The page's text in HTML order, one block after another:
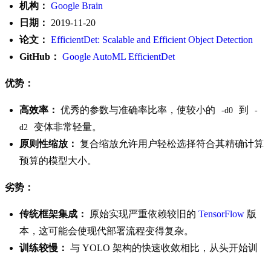
机构： Google Brain
日期：
2019-11-20
论文： EfficientDet: Scalable and Efficient Object Detection
GitHub： Google AutoML EfficientDet
优势：
高效率： 优秀的参数与准确率比率，使较小的 -d0 到
-
d2
变体非常轻量。
原则性缩放： 复合缩放允许用户轻松选择符合其精确计算
预算的模型大小。
劣势：
传统框架集成： 原始实现严重依赖较旧的 TensorFlow 版
本，这可能会使现代部署流程变得复杂。
训练较慢： 与 YOLO 架构的快速收敛相比，从头开始训